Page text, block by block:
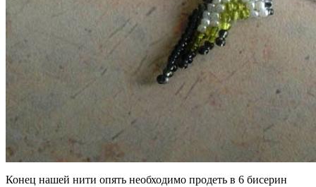
Конец нашей нити опять необходимо продеть в 6 бисерин